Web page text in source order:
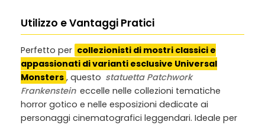
Utilizzo e Vantaggi Pratici
Perfetto per collezionisti di mostri classici e
appassionati di varianti esclusive Universal
Monsters , questo statuetta Patchwork
Frankenstein eccelle nelle collezioni tematiche
horror gotico e nelle esposizioni dedicate ai
personaggi cinematografici leggendari. Ideale per